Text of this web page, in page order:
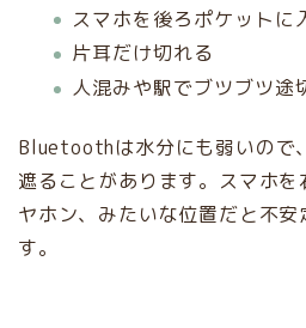
スマホを後ろポケットに
片耳だけ切れる
人混みや駅でブツブツ途
Bluetoothは水分にも弱いので
遮ることがあります。スマホ
ヤホン、みたいな位置だと不
す。